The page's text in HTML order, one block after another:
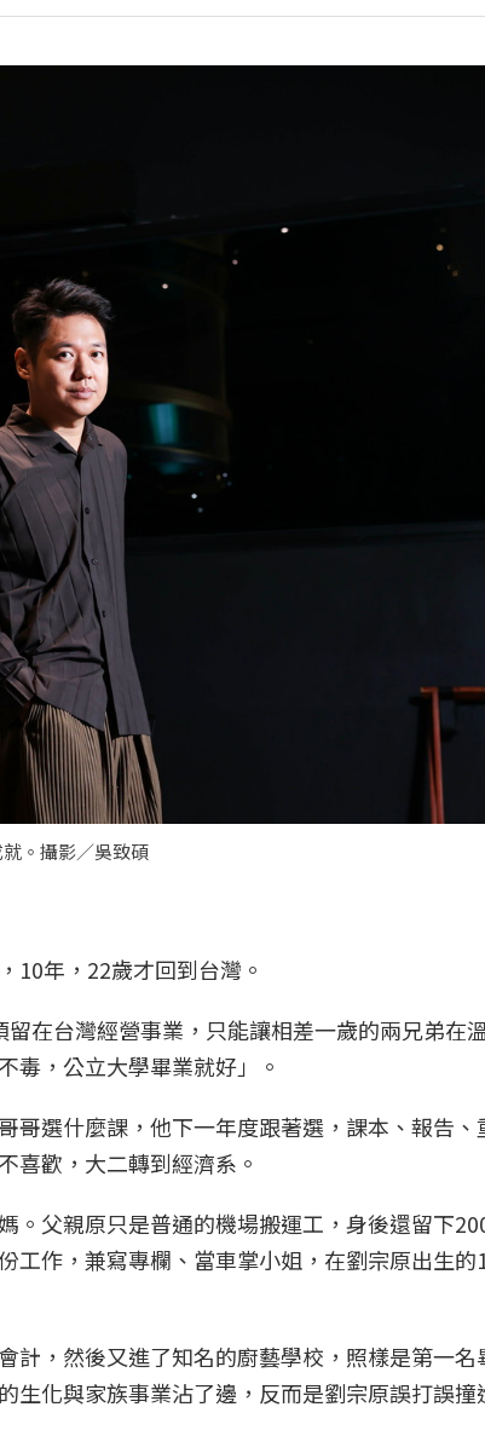
。攝影／吳致碩
10年，22歲才回到台灣。
在台灣經營事業，只能讓相差一歲的兩兄弟在
毒，公立大學畢業就好」。
選什麼課，他下一年度跟著選，課本、報告、
喜歡，大二轉到經濟系。
。父親原只是普通的機場搬運工，身後還留下
工作，兼寫專欄、當車掌小姐，在劉宗原出生
計，然後又進了知名的廚藝學校，照樣是第一
化與家族事業沾了邊，反而是劉宗原誤打誤撞